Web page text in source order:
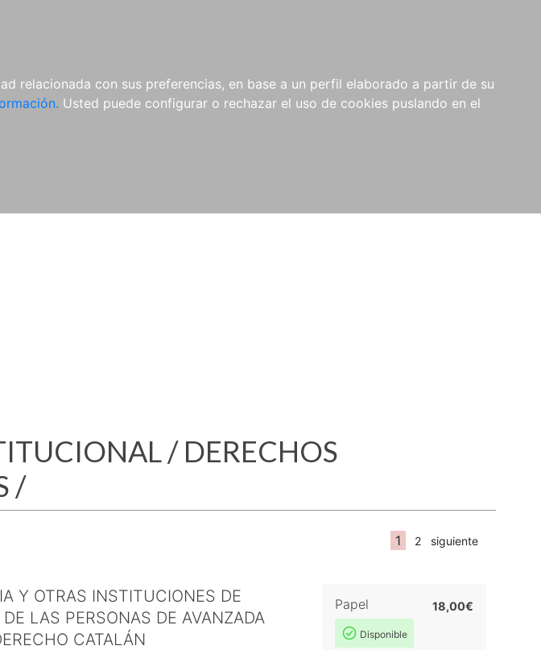
relacionada con sus preferencias, en base a un perfil elaborado a partir de su
Usted puede configurar o rechazar el uso de cookies puslando en el
/ DERECHOS
/
1 2 siguiente
Y OTRAS INSTITUCIONES DE
LAS PERSONAS DE AVANZADA
CATALÁN
Papel
Disponible
18,00€